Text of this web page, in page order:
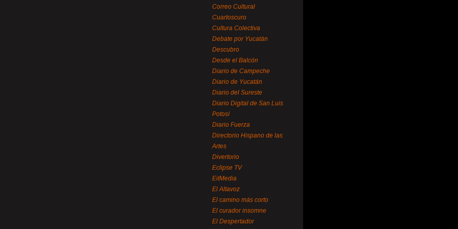
Correo Cultural
Cuartoscuro
Cultura Colectiva
Debate por Yucatán
Descubro
Desde el Balcón
Diario de Campeche
Diario de Yucatán
Diario del Sureste
Diario Digital de San Luis
Potosí
Diario Fuerza
Directorio Hispano de las
Artes
Divertorio
Eclipse TV
EitMedia
El Altavoz
El camino más corto
El curador insomne
El Despertador